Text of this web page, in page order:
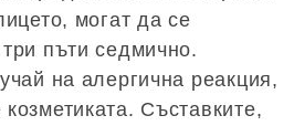
могат да се
пъти седмично.
на алергична реакция,
Съставките,